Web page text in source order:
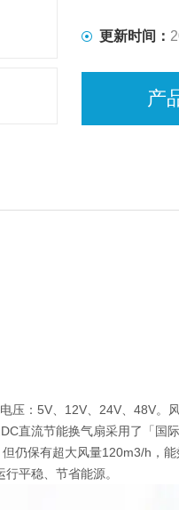
更新时间：
产
压：5V、12V、24V、48V
直流节能换气扇采用了「国
仍保有超大风量120m3/h，
平稳、节省能源。